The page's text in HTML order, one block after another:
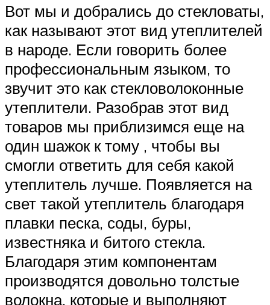
Вот мы и добрались до стекловаты,
как называют этот вид утеплителей
в народе. Если говорить более
профессиональным языком, то
звучит это как стекловолоконные
утеплители. Разобрав этот вид
товаров мы приблизимся еще на
один шажок к тому , чтобы вы
смогли ответить для себя какой
утеплитель лучше. Появляется на
свет такой утеплитель благодаря
плавки песка, соды, буры,
известняка и битого стекла.
Благодаря этим компонентам
производятся довольно толстые
волокна, которые и выполняют